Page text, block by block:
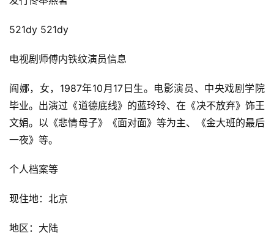
521dy 521dy
电视剧师傅内铁纹演员信息
阎娜，女，1987年10月17日生。 电影演员、中央戏剧学院
毕业。 出演过《道德底线》的蓝玲玲、在《决不放弃》饰王
文娟。 以《悲情母子》《面对面》等为主、《金大班的最后
一夜》等。
个人档案等
现住地：北京
地区：大陆